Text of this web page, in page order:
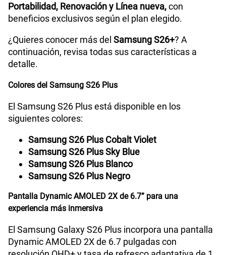
Radio FM
Tipo de Batería
Capacidad Memoria Interna
Capacidad Memoria RAM
Portabilidad, Renovación y Línea nueva,con
beneficios exclusivos según el plan elegido.
¿Quieres conocer más del Samsung S26+? A
continuación, revisa todas sus características a
detalle.
Colores del Samsung S26 Plus
El Samsung S26 Plus está disponible en los
siguientes colores:
Samsung S26 Plus Cobalt Violet
Samsung S26 Plus Sky Blue
Samsung S26 Plus Blanco
Samsung S26 Plus Negro
Pantalla Dynamic AMOLED 2X de 6.7” para una
experiencia más inmersiva
El Samsung Galaxy S26 Plus incorpora una pantalla
Dynamic AMOLED 2X de 6.7 pulgadas con